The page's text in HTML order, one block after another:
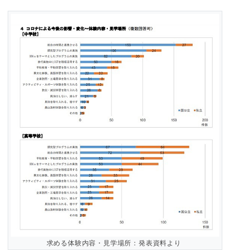
求める体験内容・見学場所：発表資料より